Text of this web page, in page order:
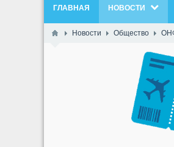
ГЛАВНАЯ НОВОСТИ
Новости Общество